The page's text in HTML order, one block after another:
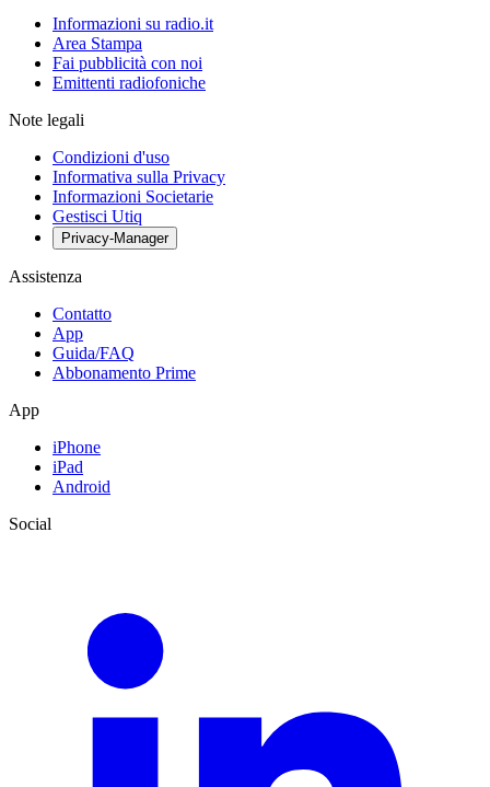
Informazioni su radio.it
Area Stampa
Fai pubblicità con noi
Emittenti radiofoniche
Note legali
Condizioni d'uso
Informativa sulla Privacy
Informazioni Societarie
Gestisci Utiq
Privacy-Manager
Assistenza
Contatto
App
Guida/FAQ
Abbonamento Prime
App
iPhone
iPad
Android
Social